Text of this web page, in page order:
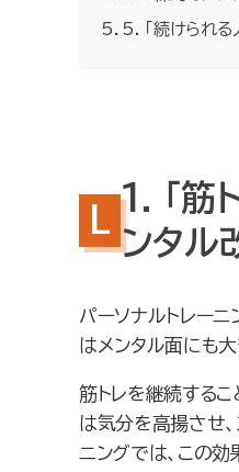
5. 「続けられる
1. 「筋
ンタル
パーソナルトレーニ
はメンタル面にも
筋トレを継続するこ
は気分を高揚させ
ニングでは、この